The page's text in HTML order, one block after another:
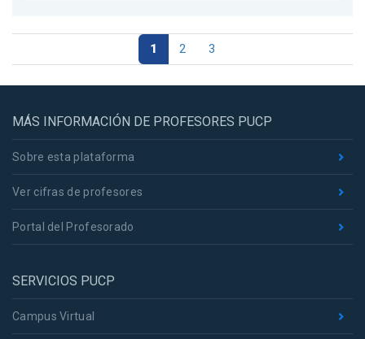
1 2 3
MÁS INFORMACIÓN DE PROFESORES PUCP
Sobre esta plataforma
Ver cifras de profesores
Portal del Profesorado
SERVICIOS PUCP
Campus Virtual